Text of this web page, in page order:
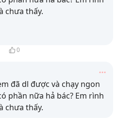
chưa thấy.
0
đã dl được và chạy ngon
phần nữa hả bác? Em rình
chưa thấy.